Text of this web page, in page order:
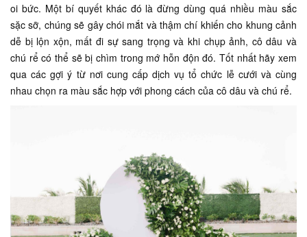
oi bức. Một bí quyết khác đó là đừng dùng quá nhiều màu sắc
sặc sỡ, chúng sẽ gây chói mắt và thậm chí khiến cho khung cảnh
dễ bị lộn xộn, mất đi sự sang trọng và khi chụp ảnh, cô dâu và
chú rể có thể sẽ bị chìm trong mớ hỗn độn đó. Tốt nhất hãy xem
qua các gợi ý từ nơi cung cấp dịch vụ tổ chức lễ cưới và cùng
nhau chọn ra màu sắc hợp với phong cách của cô dâu và chú rể.